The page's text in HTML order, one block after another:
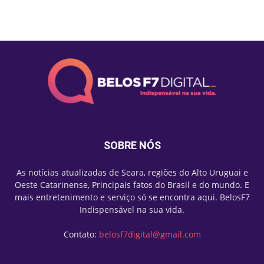
SOBRE NÓS
As notícias atualizadas de Seara, regiões do Alto Uruguai e
Oeste Catarinense, Principais fatos do Brasil e do mundo. E
mais entretenimento e serviço só se encontra aqui. BelosF7
Indispensável na sua vida.
Contato: belosf7digital@gmail.com